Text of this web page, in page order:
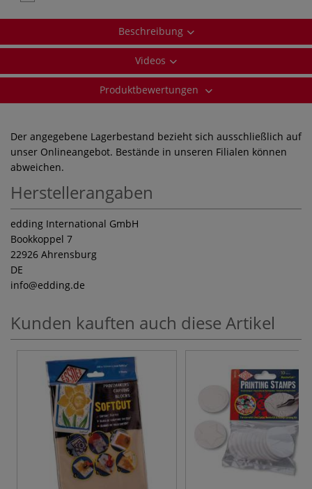
Beschreibung
Videos
Produktbewertungen
Der angegebene Lagerbestand bezieht sich ausschließlich auf
unser Onlineangebot. Bestände in unseren Filialen können
abweichen.
Herstellerangaben
edding International GmbH
Bookkoppel 7
22926 Ahrensburg
DE
info@edding.de
Kunden kauften auch diese Artikel